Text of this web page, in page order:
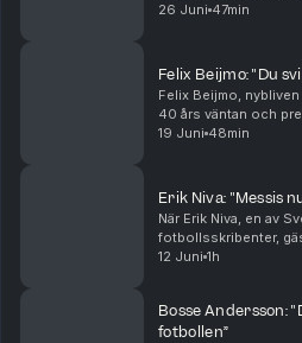
därför ett samtal om
26 Juni 47min
Felix Beijmo: "Du
Felix Beijmo,
40 års väntan och
giganten FC
19 Juni 48min
Erik Niva: "Messis
När Erik Niva, en av
fotbollsskribenter,
journalistik som
12 Juni 1h
Bosse Andersson:
fotbollen”